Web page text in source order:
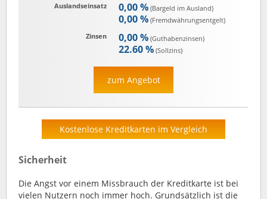
Auslandseinsatz
0,00 % (Bargeld im Ausland)
0,00 % (Fremd­währungs­entgelt)
Zinsen
0,00 % (Guthaben­zinsen)
22.60 % (Sollzins)
zum Angebot
Kostenlose Kreditkarten im Vergleich
Sicherheit
Die Angst vor einem Missbrauch der Kreditkarte ist bei
vielen Nutzern noch immer hoch. Grundsätzlich ist die